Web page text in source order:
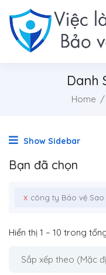
Danh
Home
Show Sidebar
Bạn đã chọn
x công ty Bảo vệ Sao
Hiển thị 1 – 10 trong
Sắp xếp theo (Mặc